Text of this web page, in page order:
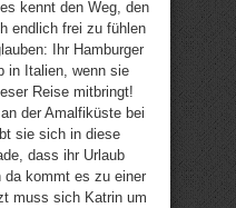
kennt den Weg, den
endlich frei zu fühlen
Ihr Hamburger
in Italien, wenn sie
Reise mitbringt!
der Amalfiküste bei
sie sich in diese
dass ihr Urlaub
kommt es zu einer
muss sich Katrin um